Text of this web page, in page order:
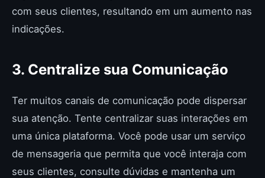
com seus clientes, resultando em um aumento nas
indicações.
3. Centralize sua Comunicação
Ter muitos canais de comunicação pode dispersar
sua atenção. Tente centralizar suas interações em
uma única plataforma. Você pode usar um serviço
de mensageria que permita que você interaja com
seus clientes, consulte dúvidas e mantenha um